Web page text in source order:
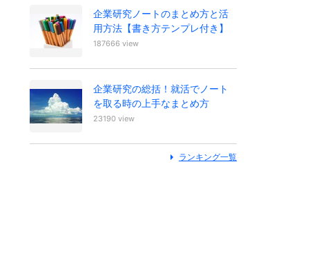
企業研究ノートのまとめ方と活
用方法【書き方テンプレ付き】
187666 view
企業研究の総括！就活でノート
を取る時の上手なまとめ方
23190 view
ランキング一覧